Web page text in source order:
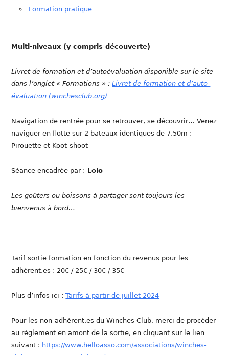
Formation pratique
Multi-niveaux (y compris découverte)
Livret de formation et d’autoévaluation disponible sur le site
dans l’onglet « Formations » :Livret de formation et d’auto-
évaluation (winchesclub.org)
Navigation de rentrée pour se retrouver, se découvrir… Venez
naviguer en flotte sur 2 bateaux identiques de 7,50m :
Pirouette et Koot-shoot
Séance encadrée par : Lolo
Les goûters ou boissons à partager sont toujours les
bienvenus à bord…
Tarif sortie formation en fonction du revenus pour les
adhérent.es : 20€ / 25€ / 30€ / 35€
Plus d’infos ici :Tarifs à partir de juillet 2024
Pour les non-adhérent.es du Winches Club, merci de procéder
au règlement en amont de la sortie, en cliquant sur le lien
suivant : https://www.helloasso.com/associations/winches-